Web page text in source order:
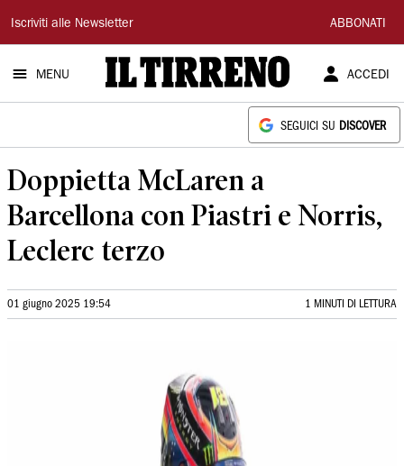
Il
Tirreno
Iscriviti alle Newsletter ABBONATI
MENU ACCEDI
SEGUICI SU DISCOVER
Doppietta McLaren a
Barcellona con Piastri e Norris,
Leclerc terzo
01 giugno 2025 19:54 1 MINUTI DI LETTURA